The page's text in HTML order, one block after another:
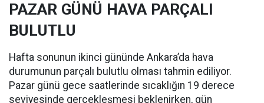
PAZAR GÜNÜ HAVA PARÇALI
BULUTLU
Hafta sonunun ikinci gününde Ankara’da hava
durumunun parçalı bulutlu olması tahmin ediliyor.
Pazar günü gece saatlerinde sıcaklığın 19 derece
seviyesinde gerçekleşmesi beklenirken, gün